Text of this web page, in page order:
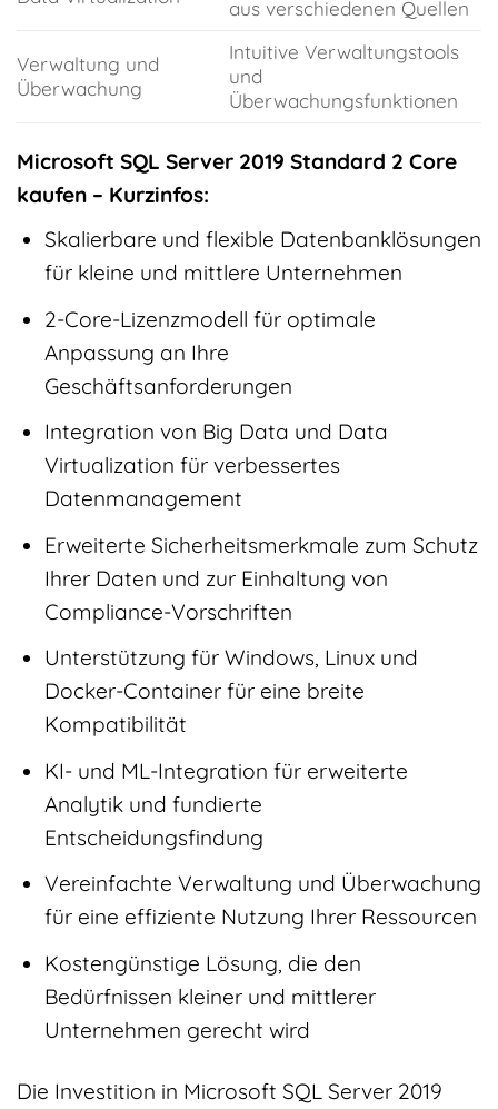
aus verschiedenen Quellen
Verwaltung und
Überwachung
Intuitive Verwaltungstools
und
Überwachungsfunktionen
Microsoft SQL Server 2019 Standard 2 Core
kaufen – Kurzinfos:
Skalierbare und flexible Datenbanklösungen
für kleine und mittlere Unternehmen
2-Core-Lizenzmodell für optimale
Anpassung an Ihre
Geschäftsanforderungen
Integration von Big Data und Data
Virtualization für verbessertes
Datenmanagement
Erweiterte Sicherheitsmerkmale zum Schutz
Ihrer Daten und zur Einhaltung von
Compliance-Vorschriften
Unterstützung für Windows, Linux und
Docker-Container für eine breite
Kompatibilität
KI- und ML-Integration für erweiterte
Analytik und fundierte
Entscheidungsfindung
Vereinfachte Verwaltung und Überwachung
für eine effiziente Nutzung Ihrer Ressourcen
Kostengünstige Lösung, die den
Bedürfnissen kleiner und mittlerer
Unternehmen gerecht wird
Die Investition in Microsoft SQL Server 2019